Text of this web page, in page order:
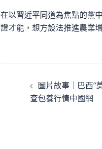
在以習近平同道為焦點的黨
證才能，想方設法推進農業
圖片故事｜巴西“
查包養行情中國網